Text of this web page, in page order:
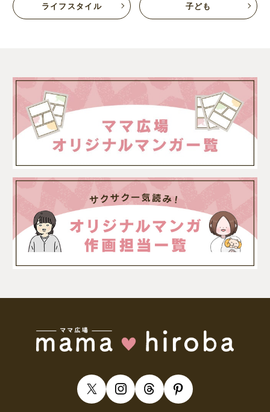
ライフスタイル 子ども